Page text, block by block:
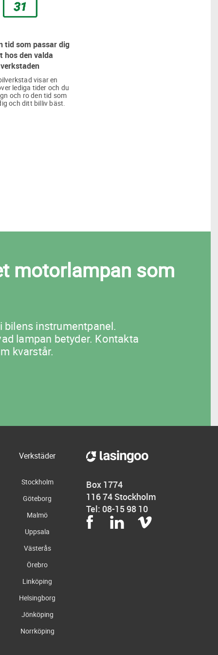
tid som passar dig
hos den valda
verkstaden
visar en
lediga tider och du
och ro den tid som
och ditt billiv bäst.
motorlampan som
instrumentpanel.
lampan betyder. Kontakta
kvarstår.
Verkstäder
Stockholm
Göteborg
Malmö
Uppsala
Västerås
Örebro
Linköping
Helsingborg
Jönköping
Norrköping
Box 1774
116 74 Stockholm
Tel: 08-15 98 10